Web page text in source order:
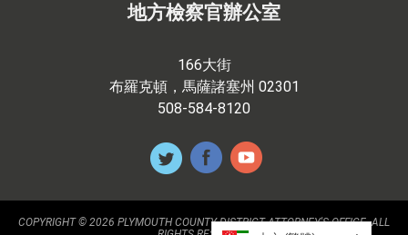
地方檢察官辦公室
166大街
布羅克頓，馬薩諸塞州 02301
508-584-8120
COPYRIGHT © 2026 PLYMOUTH COUNTY DISTRICT ATTORNEY'S OFFICE. ALL